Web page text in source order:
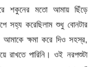
শকুনের মতো আমায় ছিঁড়ে
সহ্য করেছিলাম শুধু বোনটার
আমাকে ক্ষমা করে দিও সহস্র,
রাখতে পারিনি। ওই নরপশুটা